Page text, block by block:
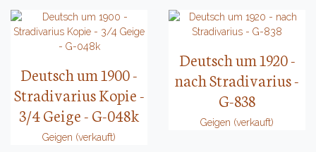
Deutsch um 1900 -
Stradivarius Kopie -
3/4 Geige - G-048k
Geigen (verkauft)
Deutsch um 1920 -
nach Stradivarius -
G-838
Geigen (verkauft)